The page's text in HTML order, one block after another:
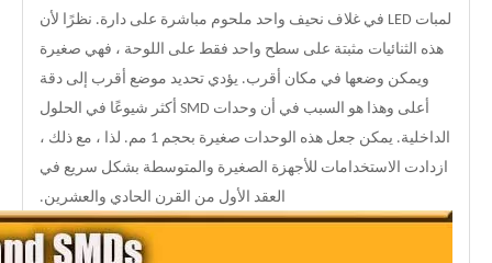
لمبات LED في غلاف نحيف واحد ملحوم مباشرة على دارة. نظرًا لأن
هذه الثنائيات مثبتة على سطح واحد فقط على اللوحة ، فهي صغيرة
ويمكن وضعها في مكان أقرب. يؤدي تحديد موضع أقرب إلى دقة
أعلى وهذا هو السبب في أن وحدات SMD أكثر شيوعًا في الحلول
الداخلية. يمكن جعل هذه الوحدات صغيرة بحجم 1 مم. لذا ، مع ذلك ،
ازدادت الاستخدامات للأجهزة الصغيرة والمتوسطة بشكل سريع في
العقد الأول من القرن الحادي والعشرين.